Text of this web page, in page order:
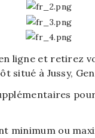
ligne et retirez
situé à Jussy,
minimum ou